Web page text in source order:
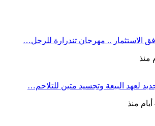
الاستثمار .. مهرجان تندرارة للرحل…
لعهد البيعة وتجسيد متين للتلاحم…